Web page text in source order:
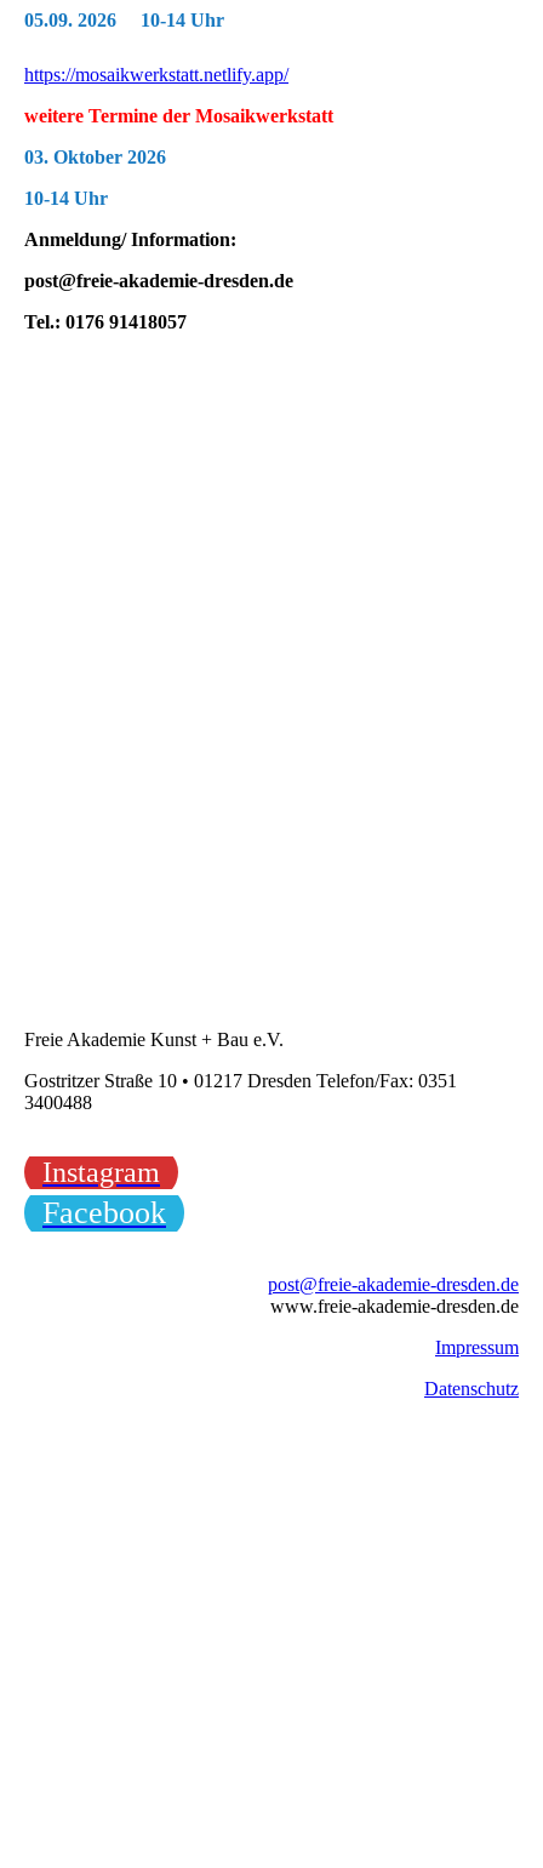
05.09. 2026 10-14 Uhr
https://mosaikwerkstatt.netlify.app/
weitere Termine der Mosaikwerkstatt
03. Oktober 2026
10-14 Uhr
Anmeldung/ Information:
post@freie-akademie-dresden.de
Tel.: 0176 91418057
Freie Akademie Kunst + Bau e.V.
Gostritzer Straße 10 • 01217 Dresden Telefon/Fax: 0351
3400488
Instagram
Facebook
post@freie-akademie-dresden.de
www.freie-akademie-dresden.de
Impressum
Datenschutz